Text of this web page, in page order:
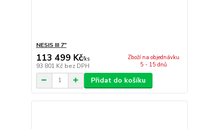
NESIS III 7"
113 499 Kč/ks
93 801 Kč bez DPH
Zboží na objednávku
5 - 15 dnů
Přidat do košíku